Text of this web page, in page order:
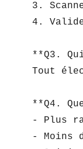
3.
4.
**Q3.
Tout
**Q4.
- Plus
- Moins